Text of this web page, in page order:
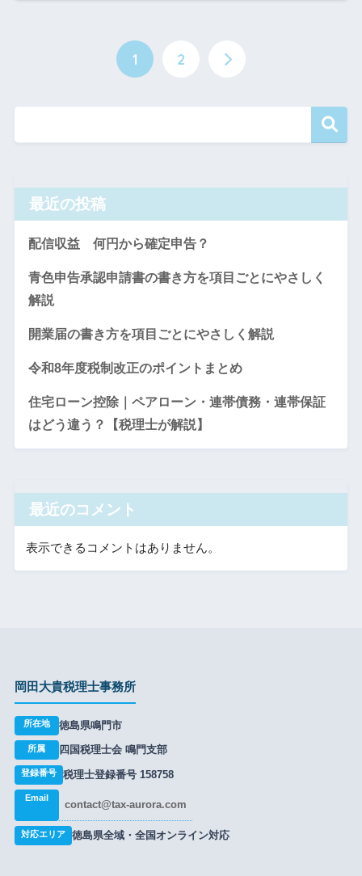
1 2
最近の投稿
配信収益 何円から確定申告？
青色申告承認申請書の書き方を項目ごとにやさしく
解説
開業届の書き方を項目ごとにやさしく解説
令和8年度税制改正のポイントまとめ
住宅ローン控除｜ペアローン・連帯債務・連帯保証
はどう違う？【税理士が解説】
最近のコメント
表示できるコメントはありません。
岡田大貴税理士事務所
所在地 徳島県鳴門市
所属 四国税理士会 鳴門支部
登録番号 税理士登録番号 158758
Email
contact@tax-aurora.com
対応エリア 徳島県全域・全国オンライン対応